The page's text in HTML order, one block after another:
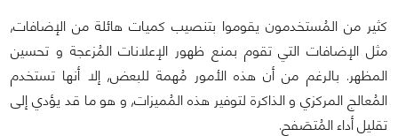
كثير من المُستخدمون يقوموا بتنصيب كميات هائلة من الإضافات,
مثل الإضافات التي تقوم بمنع ظهور الإعلانات المُزعجة و تحسين
المظهر. بالرغم من أن هذه الأمور مُهمة للبعض, إلا أنها تستخدم
المُعالج المركزي و الذاكرة لتوفير هذه المُميزات, و هو ما قد يؤدي إلى
تقليل أداء المُتصَفح.